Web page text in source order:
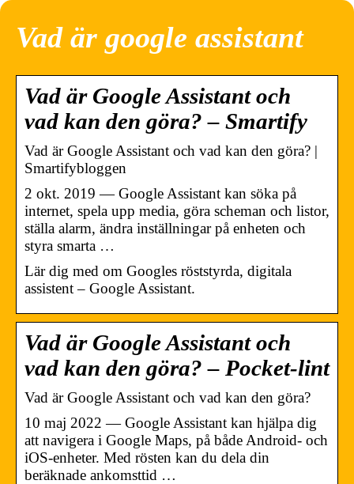
Vad är google assistant
Vad är Google Assistant och
vad kan den göra? – Smartify
Vad är Google Assistant och vad kan den göra? |
Smartifybloggen
2 okt. 2019 — Google Assistant kan söka på
internet, spela upp media, göra scheman och listor,
ställa alarm, ändra inställningar på enheten och
styra smarta …
Lär dig med om Googles röststyrda, digitala
assistent – Google Assistant.
Vad är Google Assistant och
vad kan den göra? – Pocket-lint
Vad är Google Assistant och vad kan den göra?
10 maj 2022 — Google Assistant kan hjälpa dig
att navigera i Google Maps, på både Android- och
iOS-enheter. Med rösten kan du dela din
beräknade ankomsttid …